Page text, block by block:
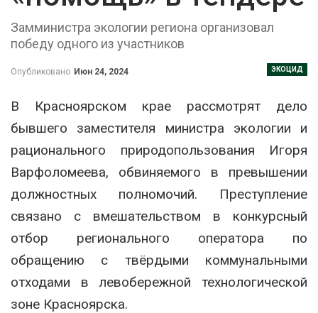
Замминистра экологии региона организовал
победу одного из участников
ЭКОЦИД
Опубликовано Июн 24, 2024
В Красноярском крае рассмотрят дело
бывшего заместителя министра экологии и
рационального природопользования Игоря
Варфоломеева, обвиняемого в превышении
должностных полномочий. Преступление
связано с вмешательством в конкурсный
отбор регионального оператора по
обращению с твёрдыми коммунальными
отходами в левобережной технологической
зоне Красноярска.